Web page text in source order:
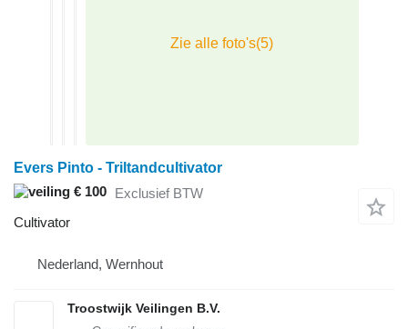
Evers Pinto - Triltandcultivator
€ 100 Exclusief BTW
Cultivator
Nederland, Wernhout
Troostwijk Veilingen B.V.